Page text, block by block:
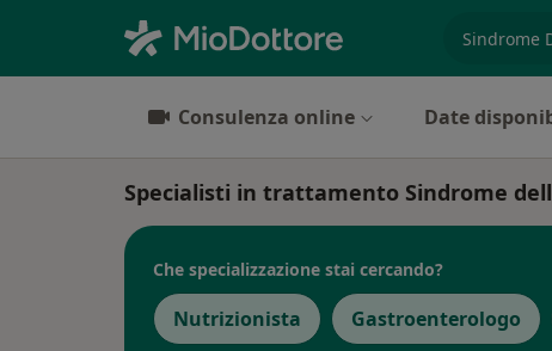
Consulenza online Date
Specialisti in trattamento Sindrome
Che specializzazione stai cercando?
Nutrizionista Gastroenterologo